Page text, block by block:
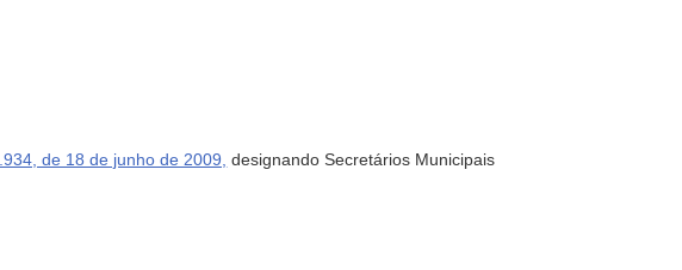
de 18 de junho de 2009, designando Secretários Municipais